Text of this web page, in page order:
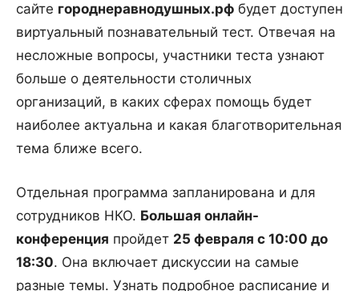
сайте городнеравнодушных.рф будет доступен
виртуальный познавательный тест. Отвечая на
несложные вопросы, участники теста узнают
больше о деятельности столичных
организаций, в каких сферах помощь будет
наиболее актуальна и какая благотворительная
тема ближе всего.
Отдельная программа запланирована и для
сотрудников НКО. Большая онлайн-
конференция пройдет 25 февраля с 10:00 до
18:30. Она включает дискуссии на самые
разные темы. Узнать подробное расписание и